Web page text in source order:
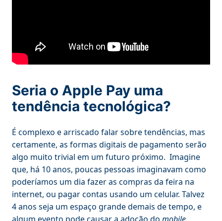
Seria o Apple Pay uma
tendência tecnológica?
É complexo e arriscado falar sobre tendências, mas
certamente, as formas digitais de pagamento serão
algo muito trivial em um futuro próximo. Imagine
que, há 10 anos, poucas pessoas imaginavam como
poderíamos um dia fazer as compras da feira na
internet, ou pagar contas usando um celular. Talvez
4 anos seja um espaço grande demais de tempo, e